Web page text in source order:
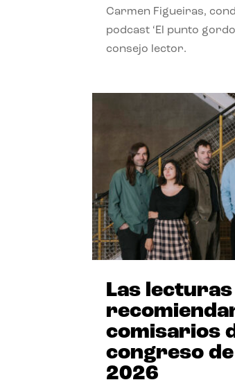
Carmen Figueiras,
podcast ‘El punto
consejo lector.
Las
comisarios
congreso
2026